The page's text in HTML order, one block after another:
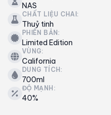
NAS
CHẤT LIỆU CHAI:
Thuỷ tinh
PHIÊN BẢN:
Limited Edition
VÙNG:
California
DUNG TÍCH:
700ml
ĐỘ MẠNH:
40%